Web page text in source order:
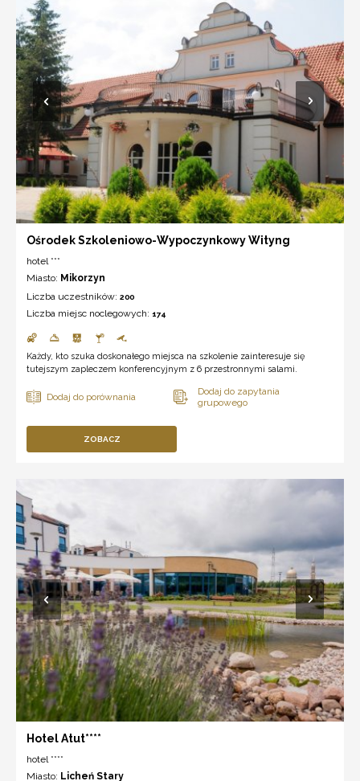
Ośrodek Szkoleniowo-Wypoczynkowy Wityng
hotel ***
Miasto: Mikorzyn
Liczba uczestników: 200
Liczba miejsc noclegowych: 174
Każdy, kto szuka doskonałego miejsca na szkolenie zainteresuje się
tutejszym zapleczem konferencyjnym z 6 przestronnymi salami.
ZOBACZ
Hotel Atut****
hotel ****
Miasto: Licheń Stary